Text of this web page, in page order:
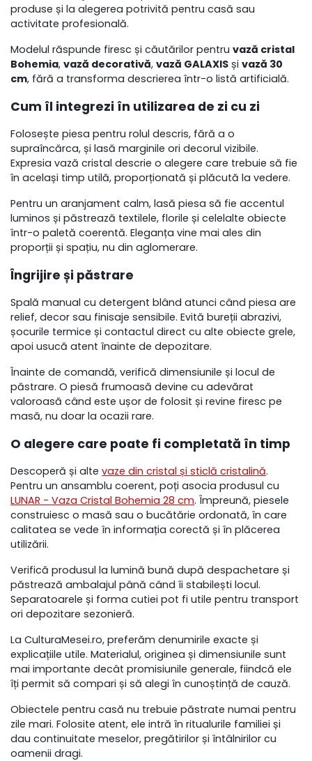
produse și la alegerea potrivită pentru casă sau
activitate profesională.
Modelul răspunde firesc și căutărilor pentruvază cristal
Bohemia,vază decorativă,vază GALAXIS șivază 30
cm, fără a transforma descrierea într-o listă artificială.
Cum îl integrezi în utilizarea de zi cu zi
Folosește piesa pentru rolul descris, fără a o
supraîncărca, și lasă marginile ori decorul vizibile.
Expresia vază cristal descrie o alegere care trebuie să fie
în același timp utilă, proporționată și plăcută la vedere.
Pentru un aranjament calm, lasă piesa să fie accentul
luminos și păstrează textilele, florile și celelalte obiecte
într-o paletă coerentă. Eleganța vine mai ales din
proporții și spațiu, nu din aglomerare.
Îngrijire și păstrare
Spală manual cu detergent blând atunci când piesa are
relief, decor sau finisaje sensibile. Evită bureții abrazivi,
șocurile termice și contactul direct cu alte obiecte grele,
apoi usucă atent înainte de depozitare.
Înainte de comandă, verifică dimensiunile și locul de
păstrare. O piesă frumoasă devine cu adevărat
valoroasă când este ușor de folosit și revine firesc pe
masă, nu doar la ocazii rare.
O alegere care poate fi completată în timp
Descoperă și altevaze din cristal și sticlă cristalină.
Pentru un ansamblu coerent, poți asocia produsul cu
LUNAR - Vaza Cristal Bohemia 28 cm. Împreună, piesele
construiesc o masă sau o bucătărie ordonată, în care
calitatea se vede în informația corectă și în plăcerea
utilizării.
Verifică produsul la lumină bună după despachetare și
păstrează ambalajul până când îi stabilești locul.
Separatoarele și forma cutiei pot fi utile pentru transport
ori depozitare sezonieră.
La CulturaMesei.ro, preferăm denumirile exacte și
explicațiile utile. Materialul, originea și dimensiunile sunt
mai importante decât promisiunile generale, fiindcă ele
îți permit să compari și să alegi în cunoștință de cauză.
Obiectele pentru casă nu trebuie păstrate numai pentru
zile mari. Folosite atent, ele intră în ritualurile familiei și
dau continuitate meselor, pregătirilor și întâlnirilor cu
oamenii dragi.